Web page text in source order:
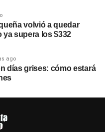
volvió a quedar
ya supera los $332
ago
días grises: cómo estará